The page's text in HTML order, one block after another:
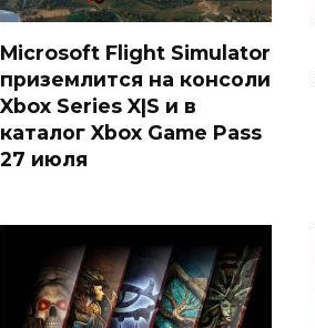
Microsoft Flight Simulator
приземлится на консоли
Xbox Series X|S и в
каталог Xbox Game Pass
27 июля